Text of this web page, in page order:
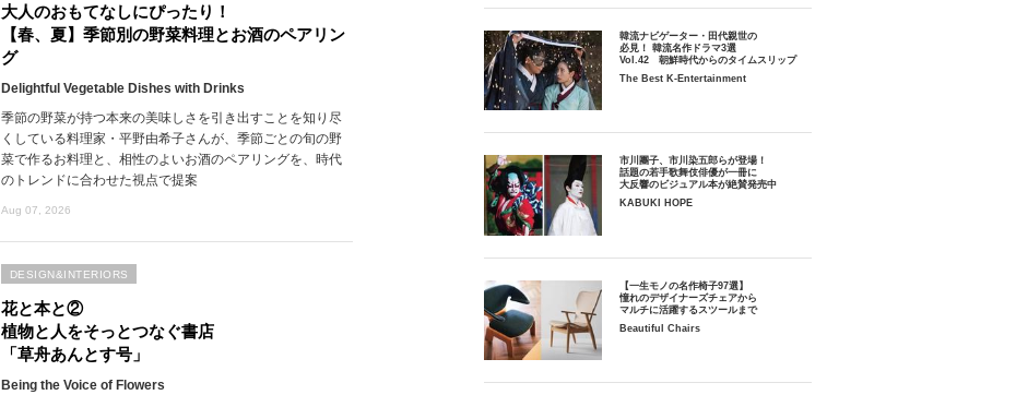
大人のおもてなしにぴったり！
【春、夏】季節別の野菜料理とお酒のペアリン
グ
Delightful Vegetable Dishes with Drinks
季節の野菜が持つ本来の美味しさを引き出すことを知り尽
くしている料理家・平野由希子さんが、季節ごとの旬の野
菜で作るお料理と、相性のよいお酒のペアリングを、時代
のトレンドに合わせた視点で提案
Aug 07, 2026
花と本と②
植物と人をそっとつなぐ書店
「草舟あんとす号」
Being the Voice of Flowers
DESIGN&INTERIORS
韓流ナビゲーター・田代親世の
必見！ 韓流名作ドラマ3選
Vol.42 朝鮮時代からのタイムスリップ
The Best K-Entertainment
市川團子、市川染五郎らが登場！
話題の若手歌舞伎俳優が一冊に
大反響のビジュアル本が絶賛発売中
KABUKI HOPE
【一生モノの名作椅子97選】
憧れのデザイナーズチェアから
マルチに活躍するスツールまで
Beautiful Chairs